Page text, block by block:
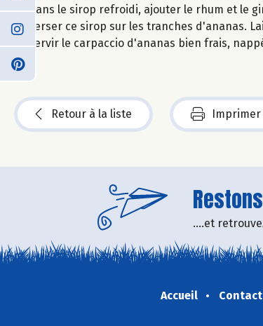
Dans le sirop refroidi, ajouter le rhum et le
Verser ce sirop sur les tranches d'ananas.
Servir le carpaccio d'ananas bien frais,
Retour à la liste
....et
Accueil Contact